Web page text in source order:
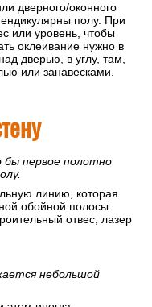
дверного/оконного
полу. При
или уровень, чтобы
оклеивание нужно в
дверью, в углу, там,
или занавесками.
первое полотно
линию, которая
обойной полосы.
отвес, лазер
небольшой